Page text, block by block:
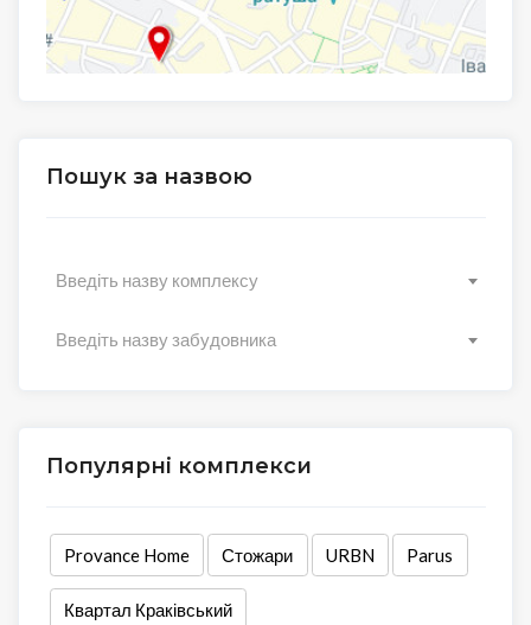
Пошук за назвою
Введіть назву комплексу
Введіть назву забудовника
Популярні комплекси
Provance Home Стожари URBN Parus
Квартал Краківський